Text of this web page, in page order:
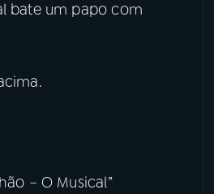
bate um papo com
– O Musical”